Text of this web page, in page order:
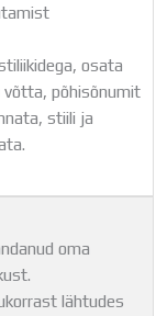
osata
põhisõnumit
stiili ja
oma
lähtudes